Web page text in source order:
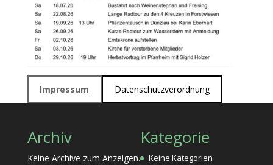
Impressum Datenschutzverordnung
Archiv
Keine Archive zum Anzeigen.
Kategorie
Keine Kategorien